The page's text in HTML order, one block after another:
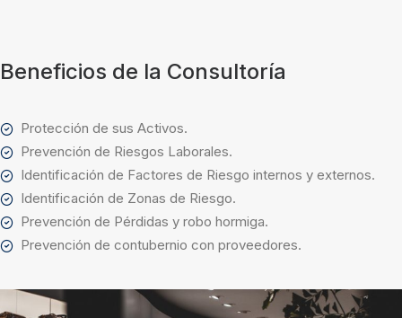
Beneficios de la Consultoría
Protección de sus Activos.
Prevención de Riesgos Laborales.
Identificación de Factores de Riesgo internos y externos.
Identificación de Zonas de Riesgo.
Prevención de Pérdidas y robo hormiga.
Prevención de contubernio con proveedores.